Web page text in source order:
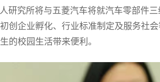
究所将与五菱汽车将就汽车零部件三
创企业孵化、行业标准制定及服务社
的校园生活带来便利。